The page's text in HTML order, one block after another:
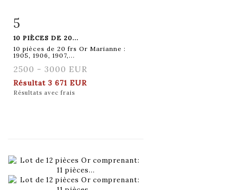
Fiche détaillée
5
10 PIÈCES DE 20...
10 pièces de 20 frs Or Marianne :
1905, 1906, 1907,...
2500 - 3000 EUR
Résultat 3 671 EUR
Résultats avec frais